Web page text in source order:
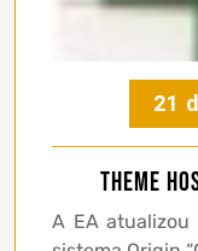
21
Theme
A EA atualizou